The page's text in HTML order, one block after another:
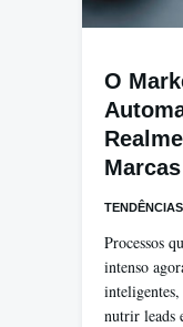
O
TENDÊNCIAS
Processos
intenso
inteligentes,
nutrir leads